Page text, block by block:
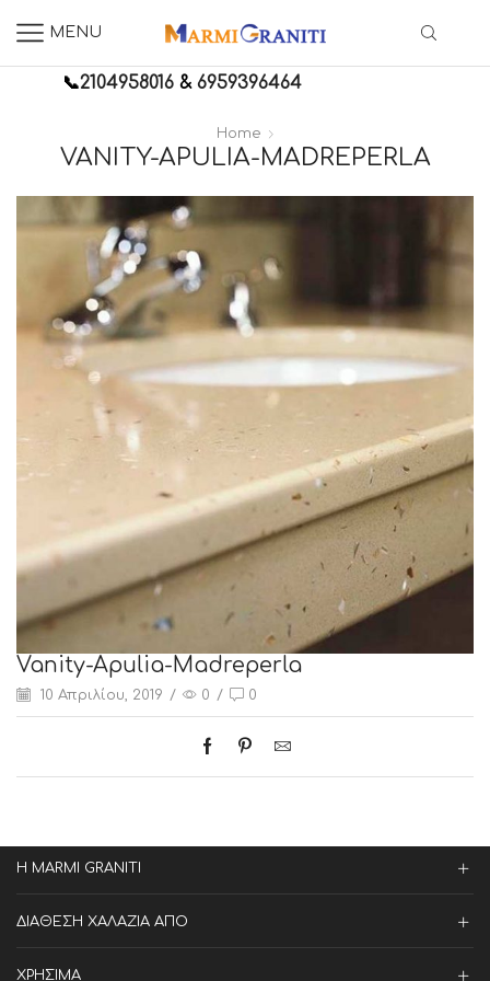
MENU
📞2104958016 &6959396464
Home
VANITY-APULIA-MADREPERLA
Vanity-Apulia-Madreperla
10 Απριλίου, 2019 / 0 / 0
Η MARMI GRANITI
ΔΙΑΘΕΣΗ ΧΑΛΑΖΙΑ ΑΠΟ
ΧΡΗΣΙΜΑ